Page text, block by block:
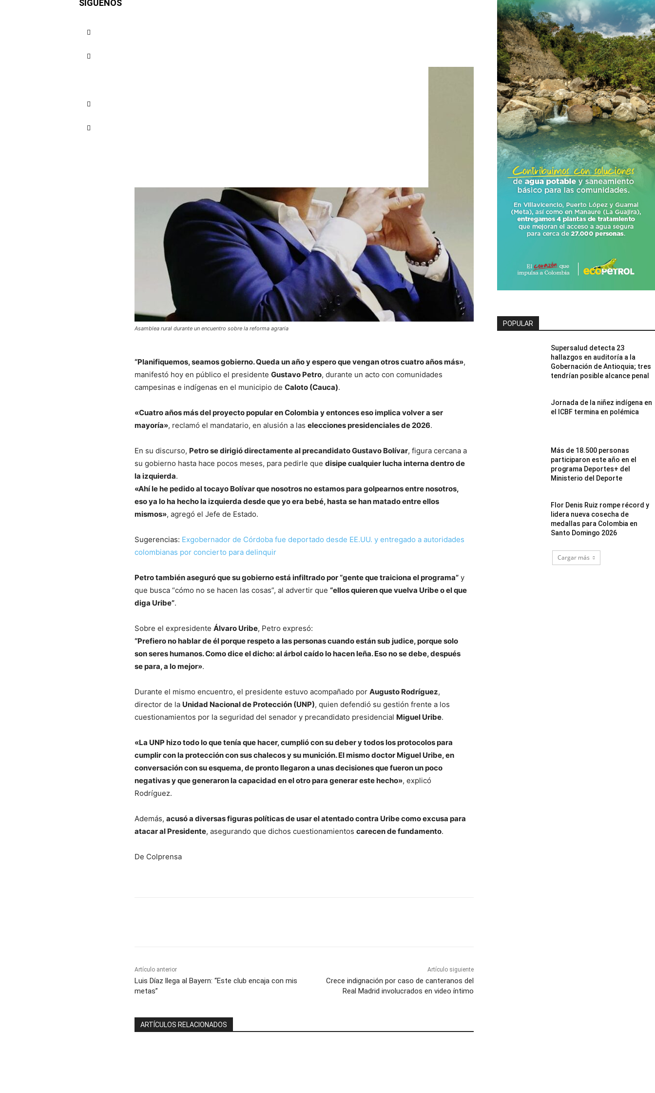
Asamblea rural durante un encuentro sobre la reforma agraria
“Planifiquemos, seamos gobierno. Queda un año y espero que vengan otros cuatro años más»,
manifestó hoy en público el presidente Gustavo Petro, durante un acto con comunidades
campesinas e indígenas en el municipio de Caloto (Cauca).
«Cuatro años más del proyecto popular en Colombia y entonces eso implica volver a ser
mayoría», reclamó el mandatario, en alusión a las elecciones presidenciales de 2026.
En su discurso, Petro se dirigió directamente al precandidato Gustavo Bolívar, figura cercana a
su gobierno hasta hace pocos meses, para pedirle que disipe cualquier lucha interna dentro de
la izquierda.
«Ahí le he pedido al tocayo Bolívar que nosotros no estamos para golpearnos entre nosotros,
eso ya lo ha hecho la izquierda desde que yo era bebé, hasta se han matado entre ellos
mismos», agregó el Jefe de Estado.
Sugerencias: Exgobernador de Córdoba fue deportado desde EE.UU. y entregado a autoridades
colombianas por concierto para delinquir
Petro también aseguró que su gobierno está infiltrado por “gente que traiciona el programa” y
que busca “cómo no se hacen las cosas”, al advertir que “ellos quieren que vuelva Uribe o el que
diga Uribe”.
Sobre el expresidente Álvaro Uribe, Petro expresó:
“Prefiero no hablar de él porque respeto a las personas cuando están sub judice, porque solo
son seres humanos. Como dice el dicho: al árbol caído lo hacen leña. Eso no se debe, después
se para, a lo mejor».
Durante el mismo encuentro, el presidente estuvo acompañado por Augusto Rodríguez,
director de la Unidad Nacional de Protección (UNP), quien defendió su gestión frente a los
cuestionamientos por la seguridad del senador y precandidato presidencial Miguel Uribe.
«La UNP hizo todo lo que tenía que hacer, cumplió con su deber y todos los protocolos para
cumplir con la protección con sus chalecos y su munición. El mismo doctor Miguel Uribe, en
conversación con su esquema, de pronto llegaron a unas decisiones que fueron un poco
negativas y que generaron la capacidad en el otro para generar este hecho», explicó
Rodríguez.
Además, acusó a diversas figuras políticas de usar el atentado contra Uribe como excusa para
atacar al Presidente, asegurando que dichos cuestionamientos carecen de fundamento.
De Colprensa
Artículo anterior
Luis Díaz llega al Bayern: “Este club encaja con mis
metas”
Artículo siguiente
Crece indignación por caso de canteranos del
Real Madrid involucrados en video íntimo
ARTÍCULOS RELACIONADOS
POPULAR
Supersalud detecta 23
hallazgos en auditoría a la
Gobernación de Antioquia; tres
tendrían posible alcance penal
Jornada de la niñez indígena en
el ICBF termina en polémica
Más de 18.500 personas
participaron este año en el
programa Deportes+ del
Ministerio del Deporte
Flor Denis Ruiz rompe récord y
lidera nueva cosecha de
medallas para Colombia en
Santo Domingo 2026
Cargar más
SÍGUENOS